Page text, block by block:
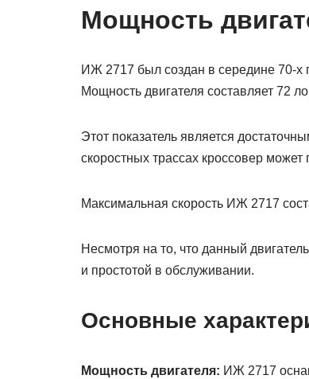
Мощность
ИЖ 2717 был создан в середине 70-х
Мощность двигателя составляет 72
Этот показатель является
скоростных трассах кроссовер
Максимальная скорость ИЖ 2717
Несмотря на то, что данный
и простотой в обслуживании.
Основные
Мощность двигателя: ИЖ 2717